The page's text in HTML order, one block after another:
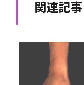
関連記事